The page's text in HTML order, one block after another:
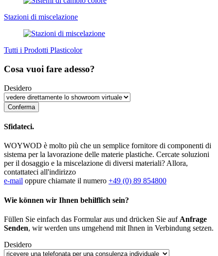
Stazioni di miscelazione
Tutti i Prodotti Plasticolor
Cosa vuoi fare adesso?
Desidero
Sfidateci.
WOYWOD è molto più che un semplice fornitore di componenti di
sistema per la lavorazione delle materie plastiche. Cercate soluzioni
per il dosaggio e la miscelazione di diversi materiali? Allora,
contattateci all'indirizzo
e-mail oppure chiamate il numero +49 (0) 89 854800
Wie können wir Ihnen behilflich sein?
Füllen Sie einfach das Formular aus und drücken Sie auf Anfrage
Senden, wir werden uns umgehend mit Ihnen in Verbindung setzen.
Desidero